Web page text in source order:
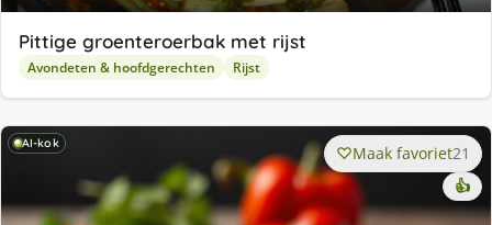
Pittige groenteroerbak met rijst
Avondeten & hoofdgerechten Rijst
AI-kok Maak favoriet21
👍